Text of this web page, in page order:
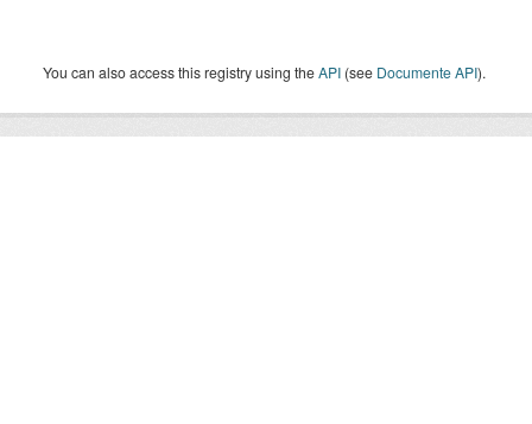
You can also access this registry using theAPI (see Documente API).